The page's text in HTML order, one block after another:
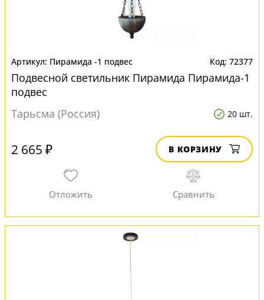
Пирамида -1 подвес 72377
Подвесной светильник Пирамида Пирамида-1
подвес
Тарьсма (Россия)
20 шт.
2 665 ₽ В КОРЗИНУ